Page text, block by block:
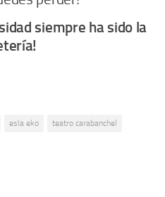
siempre ha sido la
esla eko
teatro carabanchel